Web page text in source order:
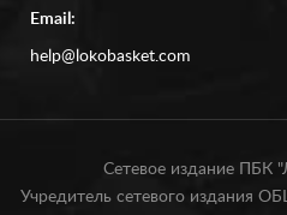
Email:
help@lokobasket.com
Сетевое издание ПБК
Учредитель сетевого